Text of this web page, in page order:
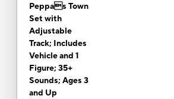
Peppas Town
Set with
Adjustable
Track; Includes
Vehicle and 1
Figure; 35+
Sounds; Ages 3
and Up